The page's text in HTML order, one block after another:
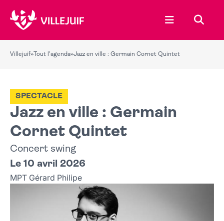
Ouvrir le
Villejuif» Tout l'agenda»Jazz en ville : Germain Cornet Quintet
Jazz en ville : Germain
Cornet Quintet
SPECTACLE
Concert swing
Le 10 avril 2026
MPT Gérard Philipe